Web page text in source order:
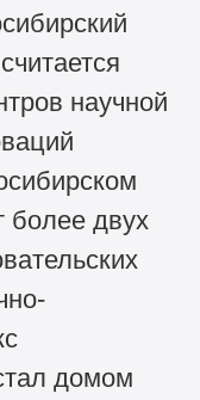
научной
более двух
домом